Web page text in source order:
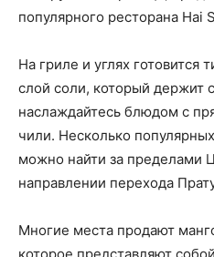
популярного ресторана Hai
На гриле и углях готовится
слой соли, который держит
наслаждайтесь блюдом с
чили. Несколько
можно найти за пределами
направлении перехода
Многие места продают